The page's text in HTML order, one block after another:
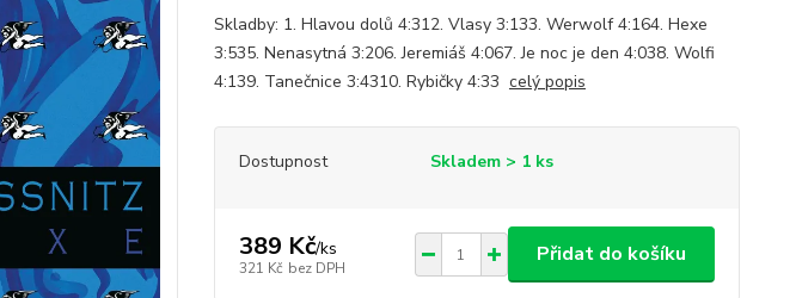
Skladby: 1. Hlavou dolů 4:312. Vlasy 3:133. Werwolf 4:164. Hexe
3:535. Nenasytná 3:206. Jeremiáš 4:067. Je noc je den 4:038. Wolfi
4:139. Tanečnice 3:4310. Rybičky 4:33 celý popis
Dostupnost Skladem > 1 ks
389 Kč/ks
321 Kč bez DPH
Přidat do košíku